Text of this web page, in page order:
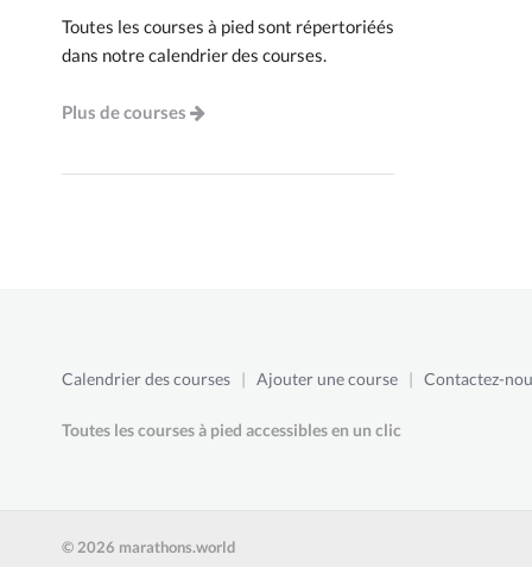
Toutes les courses à pied sont répertoriéés
dans notre calendrier des courses.
Plus de courses
Calendrier des courses | Ajouter une course | Contactez-
Toutes les courses à pied accessibles en un clic
© 2026 marathons.world